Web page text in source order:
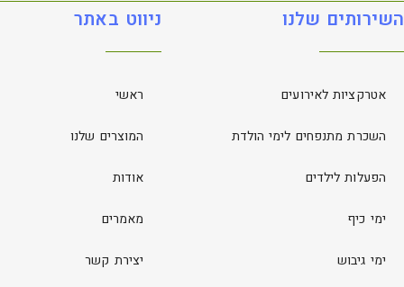
השירותים שלנו
אטרקציות לאירועים
השכרת מתנפחים לימי הולדת
הפעלות לילדים
ימי כיף
ימי גיבוש
ניווט באתר
ראשי
המוצרים שלנו
אודות
מאמרים
יצירת קשר